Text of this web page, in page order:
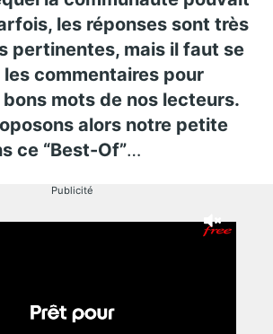
les réponses sont très
pertinentes, mais il faut se
commentaires pour
mots de nos lecteurs.
alors notre petite
ce “Best-Of”…
Publicité